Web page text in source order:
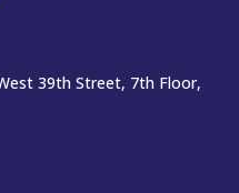
39th Street, 7th Floor,